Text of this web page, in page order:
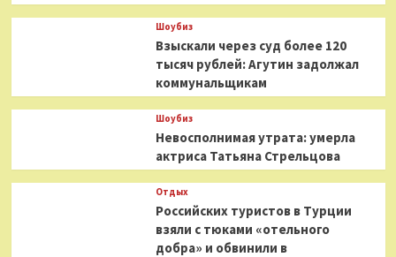
Шоубиз
Взыскали через суд более 120
тысяч рублей: Агутин задолжал
коммунальщикам
Шоубиз
Невосполнимая утрата: умерла
актриса Татьяна Стрельцова
Отдых
Российских туристов в Турции
взяли с тюками «отельного
добра» и обвинили в